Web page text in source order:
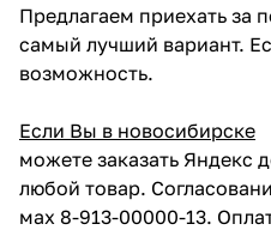
Предлагаем приехать за
самый лучший вариант.
возможность.
Если Вы в новосибирске
можете заказать Яндекс
любой товар.
мах 8-913-00000-13.